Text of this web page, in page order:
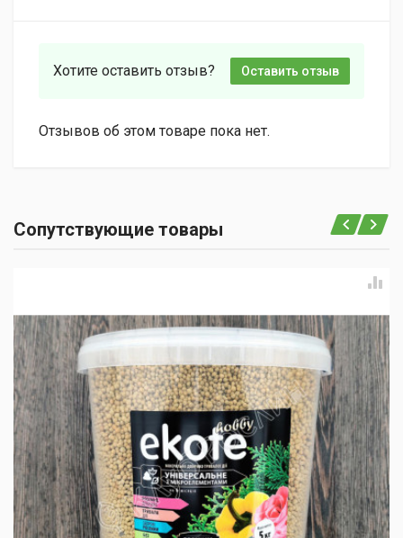
Хотите оставить отзыв? Оставить отзыв
Отзывов об этом товаре пока нет.
Сопутствующие товары